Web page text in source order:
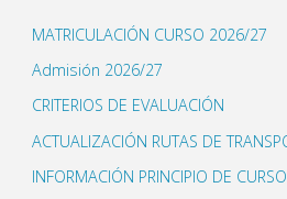
MATRICULACIÓN CURSO 2026/27
Admisión 2026/27
CRITERIOS DE EVALUACIÓN
ACTUALIZACIÓN RUTAS DE
INFORMACIÓN PRINCIPIO DE CURSO